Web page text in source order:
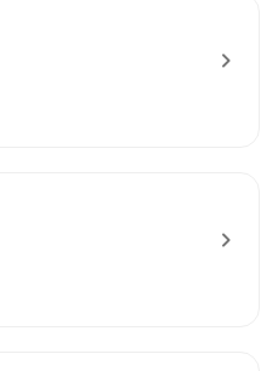
chevron_right
chevron_right